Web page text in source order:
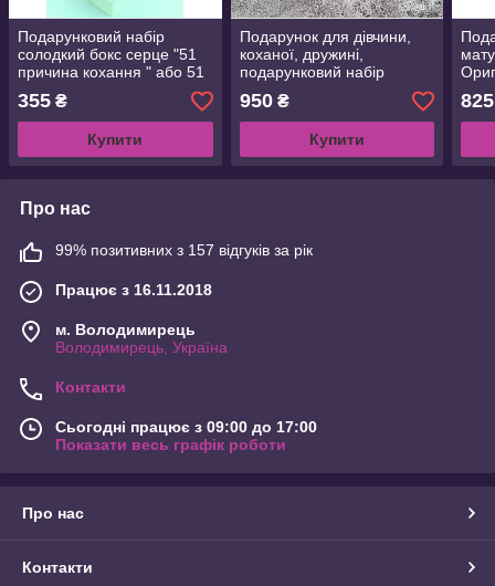
Подарунковий набір
солодкий бокс серце "51
причина кохання " або 51
"поза камасутри" з LOVE
IS
355 ₴
Купити
Подарунок для дівчини,
коханої, дружині,
подарунковий набір
Подарунковий бокс сумка
з
чаєм,солодощами,мильними
950₴
Купити
для
825
Про нас
99% позитивних з 157 відгуків за рік
Працює з 16.11.2018
м. Володимирець
Володимирець, Україна
Контакти
Сьогодні працює з 09:00 до 17:00
Показати весь графік роботи
Про нас
Контакти